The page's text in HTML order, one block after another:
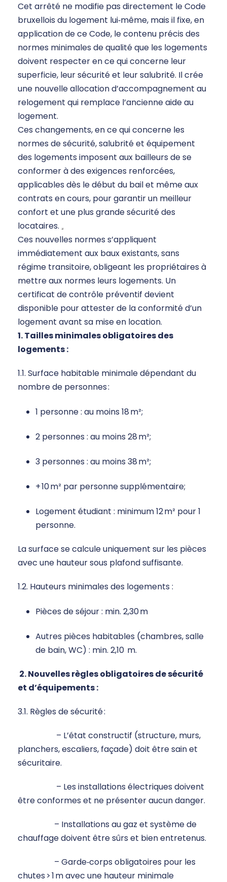
Cet arrêté ne modifie pas directement le Code
bruxellois du logement lui‑même, mais il fixe, en
application de ce Code, le contenu précis des
normes minimales de qualité que les logements
doivent respecter en ce qui concerne leur
superficie, leur sécurité et leur salubrité. Il crée
une nouvelle allocation d’accompagnement au
relogement qui remplace l’ancienne aide au
logement.
Ces changements, en ce qui concerne les
normes de sécurité, salubrité et équipement
des logements imposent aux bailleurs de se
conformer à des exigences renforcées,
applicables dès le début du bail et même aux
contrats en cours, pour garantir un meilleur
confort et une plus grande sécurité des
locataires.
Ces nouvelles normes s’appliquent
immédiatement aux baux existants, sans
régime transitoire, obligeant les propriétaires à
mettre aux normes leurs logements. Un
certificat de contrôle préventif devient
disponible pour attester de la conformité d’un
logement avant sa mise en location.
1. Tailles minimales obligatoires des
logements :
1.1. Surface habitable minimale dépendant du
nombre de personnes :
1 personne : au moins 18 m²;
2 personnes : au moins 28 m²;
3 personnes : au moins 38 m²;
+ 10 m² par personne supplémentaire;
Logement étudiant : minimum 12 m² pour 1
personne.
La surface se calcule uniquement sur les pièces
avec une hauteur sous plafond suffisante.
1.2. Hauteurs minimales des logements :
Pièces de séjour : min. 2,30 m
Autres pièces habitables (chambres, salle
de bain, WC) : min. 2,10 m.
2. Nouvelles règles obligatoires de sécurité
et d’équipements :
3.1. Règles de sécurité :
– L’état constructif (structure, murs,
planchers, escaliers, façade) doit être sain et
sécuritaire.
– Les installations électriques doivent
être conformes et ne présenter aucun danger.
– Installations au gaz et système de
chauffage doivent être sûrs et bien entretenus.
– Garde‑corps obligatoires pour les
chutes > 1 m avec une hauteur minimale